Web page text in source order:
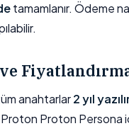
tamamlanır. Ödeme
anahtarlar2 yıl
Proton Persona